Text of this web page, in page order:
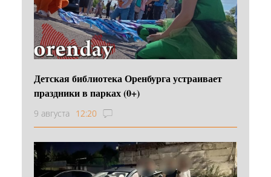
Детская библиотека Оренбурга устраивает
праздники в парках (0+)
9 августа 12:20